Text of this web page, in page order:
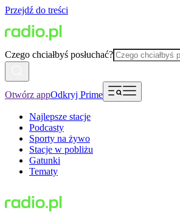
Przejdź do treści
Czego chciałbyś posłuchać?
Otwórz appOdkryj Prime
Najlepsze stacje
Podcasty
Sporty na żywo
Stacje w pobliżu
Gatunki
Tematy